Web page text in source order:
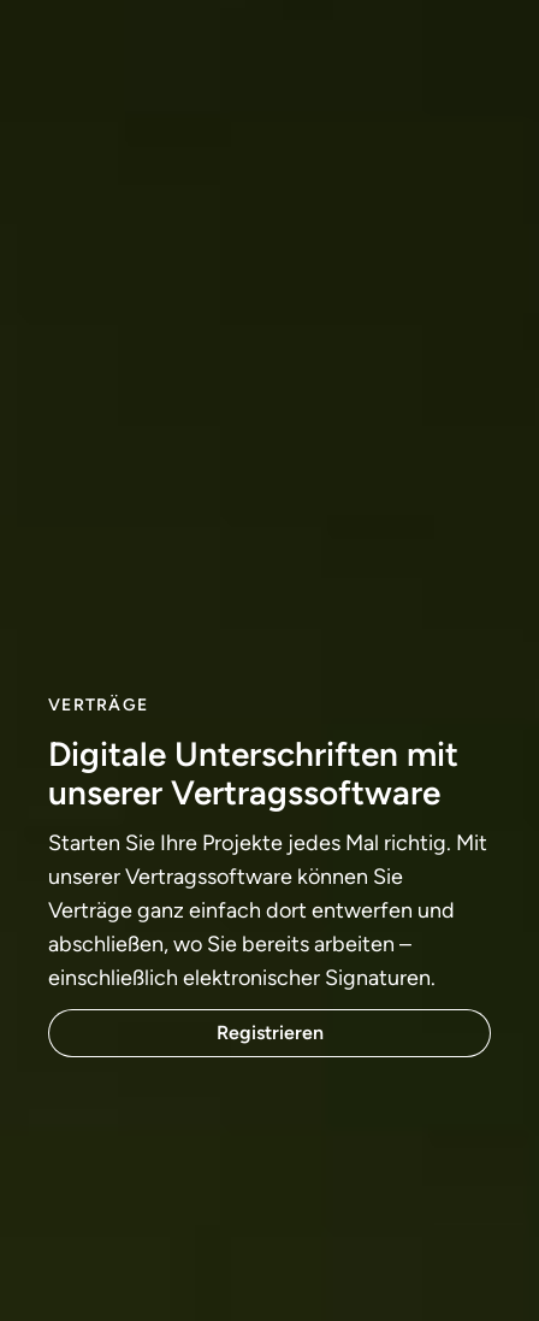
VERTRÄGE
Digitale Unterschriften mit
unserer Vertragssoftware
Starten Sie Ihre Projekte jedes Mal richtig. Mit
unserer Vertragssoftware können Sie
Verträge ganz einfach dort entwerfen und
abschließen, wo Sie bereits arbeiten –
einschließlich elektronischer Signaturen.
Registrieren